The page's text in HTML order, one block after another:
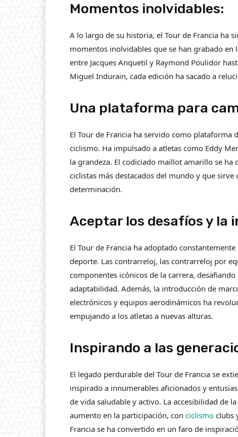
Momentos inolvidables:
A lo largo de su historia, el Tour de Francia ha
momentos inolvidables que se han grabado en
entre Jacques Anquetil y Raymond Poulidor
Miguel Indurain, cada edición ha sacado a
Una plataforma para
El Tour de Francia ha servido como plataforma
ciclismo. Ha impulsado a atletas como Eddy
la grandeza. El codiciado maillot amarillo se
ciclistas más destacados del mundo y que
determinación.
Aceptar los desafíos y la
El Tour de Francia ha adoptado
deporte. Las contrarreloj, las contrarreloj por
componentes icónicos de la carrera,
adaptabilidad. Además, la introducción de
electrónicos y equipos aerodinámicos ha
empujando a los atletas a nuevas alturas.
Inspirando a las
El legado perdurable del Tour de Francia se
inspirado a innumerables aficionados y
de vida saludable y activo. La accesibilidad de
aumento en la participación, con ciclismo clubs
Francia se ha convertido en un faro de